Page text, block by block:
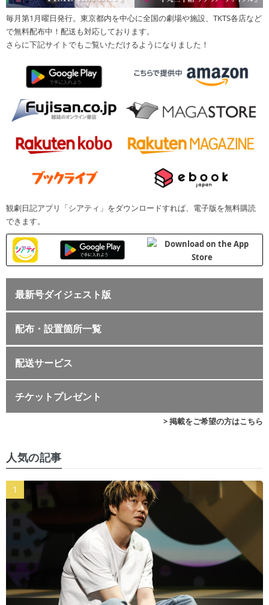
毎月第1月曜日発行。東京都内を中心に全国の劇場や施設、TKTS各店など
で無料配布中！配送も対応しております。
さらに下記サイトでもご覧いただけるようになりました！
観劇日記アプリ「シアティ」をダウンロードすれば、電子版を無料購読
できます。
最新号ダイジェスト版
配布・設置箇所一覧
配送サービス
チケットプレゼント
> 掲載をご希望の方はこちら
人気の記事